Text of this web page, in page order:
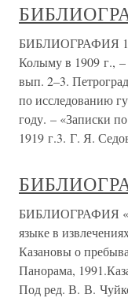
БИБЛИОГРАФИЯ 1.
Колыму в 1909 г.,
вып. 2–3.
по исследованию
году. – «Записки
1919 г.3. Г. Я.
БИБЛИОГРАФИЯ
языке в
Казановы о
Панорама,
Под ред. В. В.